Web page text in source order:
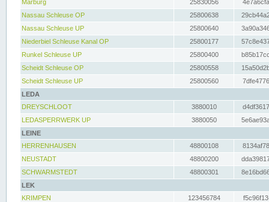
Marburg
25830056
Nassau Schleuse OP
25800638
Nassau Schleuse UP
25800640
Niederbiel Schleuse Kanal OP
25800177
Runkel Schleuse UP
25800400
Scheidt Schleuse OP
25800558
Scheidt Schleuse UP
25800560
LEDA
DREYSCHLOOT
3880010
LEDASPERRWERK UP
3880050
LEINE
HERRENHAUSEN
48800108
NEUSTADT
48800200
SCHWARMSTEDT
48800301
LEK
KRIMPEN
123456784